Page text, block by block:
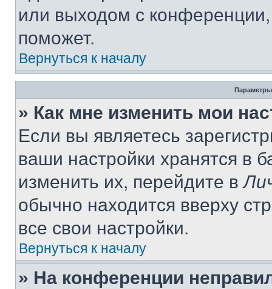
или выходом с
поможет.
Вернуться к началу
Параметры
» Как мне изменить мои
Если вы являетесь
ваши настройки хранятся в
изменить их, перейдите в
обычно находится вверху
все свои настройки.
Вернуться к началу
» На конференции